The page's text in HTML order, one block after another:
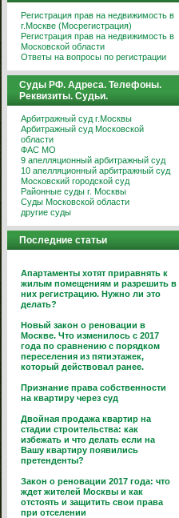
Регистрация прав на недвижимость в
г.Москве (Мосрегистрация)
Регистрация прав на недвижимость в
Московской области
Ответы на вопросы по регистрации
Суды РФ. Адреса. Телефоны.
Реквизиты. Судьи.
Арбитражный суд г.Москвы
Арбитражный суд Московской
области
ФАС МО
9 апелляционный арбитражный суд
10 апелляционный арбитражный суд
Московский городской суд
Районные суды г. Москвы
Суды Московской области
другие суды
Последние статьи
Апартаменты хотят приравнять к
жилым помещениям и разрешить в
них регистрацию. Нужно ли это
делать?
Новый закон о реновации в
Москве. Что изменилось с 2017
года по сравнению с порядком
переселения из пятиэтажек,
который действовал ранее.
Признание права собственности
на квартиру через суд
Двойная продажа квартир на
стадии строительства: как
избежать и что делать если на
Вашу квартиру появились
претенденты?
Закон о реновации 2017 года: что
ждет жителей Москвы и как
отстоять и защитить свои права
при отселении